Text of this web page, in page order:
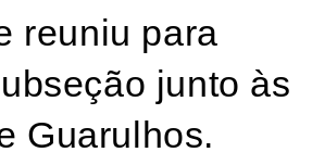
reuniu para
junto às
Guarulhos.